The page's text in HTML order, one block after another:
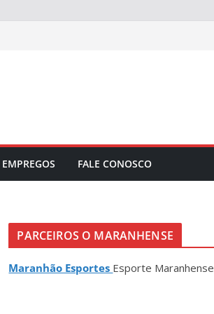
EMPREGOS FALE CONOSCO
PARCEIROS O MARANHENSE
Maranhão Esportes Esporte Maranhense